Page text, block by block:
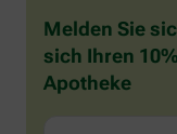
Melden Sie
sich Ihren
Apotheke